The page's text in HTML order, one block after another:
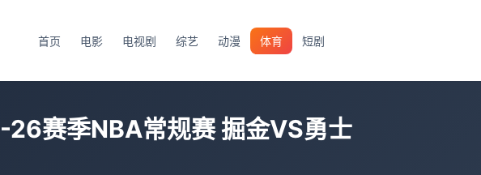
首页 电影 电视剧 综艺 动漫 体育 短剧
赛季NBA常规赛 掘金VS勇士